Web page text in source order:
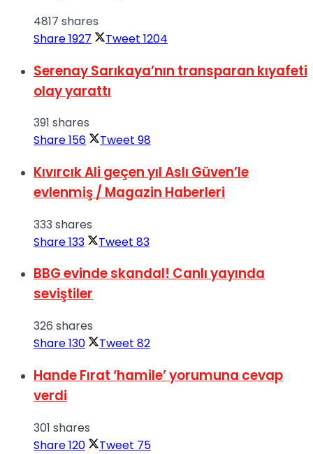
4817 shares
Share1927 Tweet 1204
Serenay Sarıkaya’nın transparan kıyafeti
olay yarattı
391 shares
Share156 Tweet 98
Kıvırcık Ali geçen yıl Aslı Güven’le
evlenmiş / Magazin Haberleri
333 shares
Share133 Tweet 83
BBG evinde skandal! Canlı yayında
seviştiler
326 shares
Share130 Tweet 82
Hande Fırat ‘hamile’ yorumuna cevap
verdi
301 shares
Share120 Tweet 75